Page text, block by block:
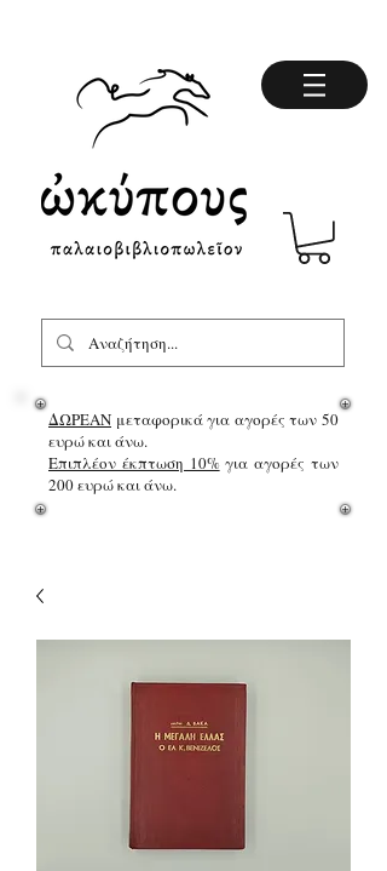
ΔΩΡΕΑΝ μεταφορικά για αγορές των 50
ευρώ και άνω.
Επιπλέον έκπτωση 10%για αγορές των
200 ευρώ και άνω.